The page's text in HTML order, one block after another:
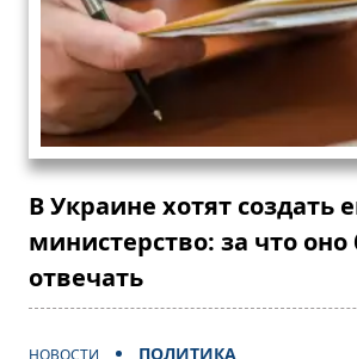
В Украине хотят создать
министерство: за что оно
отвечать
НОВОСТИ ПОЛИТИКА